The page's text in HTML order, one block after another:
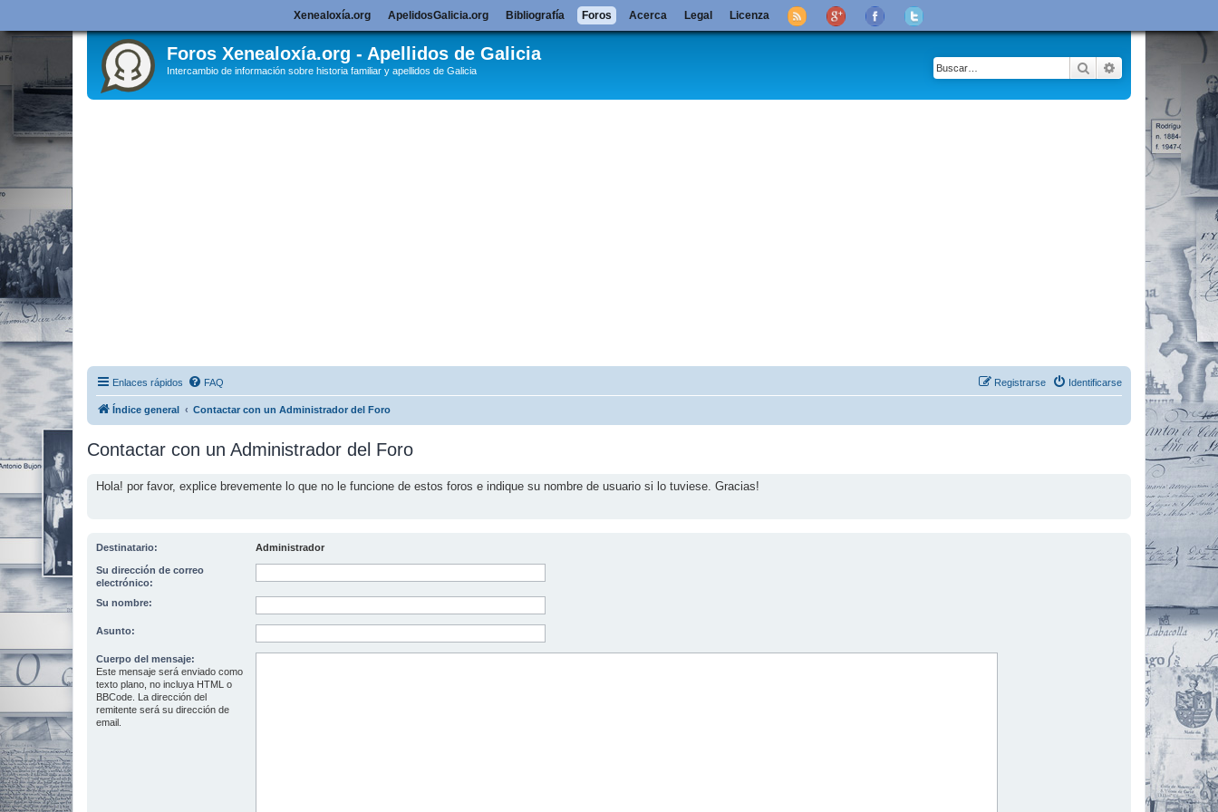
Foros Xenealoxía.org - Apellidos de Galicia
Intercambio de información sobre historia familiar y apellidos de Galicia Buscar Búsqueda
Enlaces rápidos FAQ Identificarse
Registrarse
Índice general Contactar con un Administrador del Foro
Contactar con un Administrador del Foro
Hola! por favor, explice brevemente lo que no le funcione de estos foros e indique su nombre de usuario si lo tuviese. Gracias!
Destinatario: Administrador
Su dirección de correo
electrónico:
Su nombre:
Asunto:
Cuerpo del mensaje:
Este mensaje será enviado como
texto plano, no incluya HTML o
BBCode. La dirección del
remitente será su dirección de
email.
Xenealoxía.org ApelidosGalicia.org Bibliografía Foros Acerca Legal Licenza